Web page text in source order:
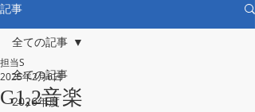
記事
全ての記事
2026年度
全ての記事
G1,2音楽
担当S
2025年2月6日